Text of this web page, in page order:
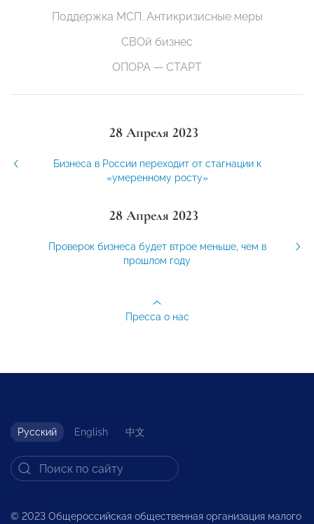
Поддержка МСП. Антикризисные меры
СВОй бизнес
ОПОРА — СТАРТ
28 Апреля 2023
Бизнеса в России переходит от стагнации к
«умеренному росту»
28 Апреля 2023
Проверок бизнеса будет втрое меньше, чем в
прошлом году
Пресса о нас
Русский English 中文
© 2023 Общероссийская общественная организация малого